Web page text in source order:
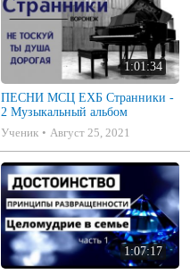
1:01:34
ПЕСНИ МСЦ ЕХБ Странники -
2 Музыкальный альбом
Ученик
Август 25, 2021
1:07:17